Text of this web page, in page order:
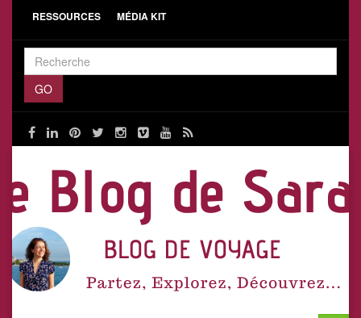
RESSOURCES MÉDIA KIT